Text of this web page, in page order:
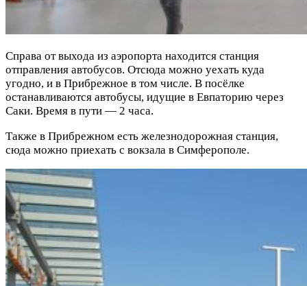
Справа от выхода из аэропорта находится станция
отправления автобусов. Отсюда можно уехать куда
угодно, и в Прибрежное в том числе. В посёлке
останавливаются автобусы, идущие в Евпаторию через
Саки. Время в пути — 2 часа.
Также в Прибрежном есть железнодорожная станция,
сюда можно приехать с вокзала в Симферополе.